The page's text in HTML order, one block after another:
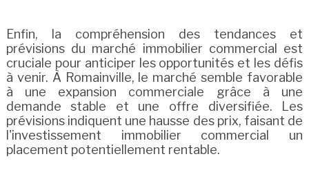
Enfin, la compréhension des tendances et
prévisions du marché immobilier commercial est
cruciale pour anticiper les opportunités et les défis
à venir. À Romainville, le marché semble favorable
à une expansion commerciale grâce à une
demande stable et une offre diversifiée. Les
prévisions indiquent une hausse des prix, faisant de
l'investissement immobilier commercial un
placement potentiellement rentable.